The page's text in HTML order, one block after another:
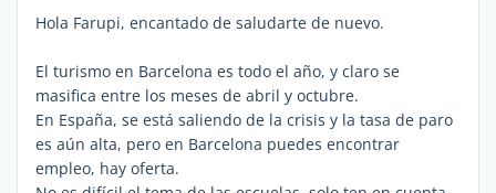
Hola Farupi, encantado de saludarte de nuevo.
El turismo en Barcelona es todo el año, y claro se
masifica entre los meses de abril y octubre.
En España, se está saliendo de la crisis y la tasa de paro
es aún alta, pero en Barcelona puedes encontrar
empleo, hay oferta.